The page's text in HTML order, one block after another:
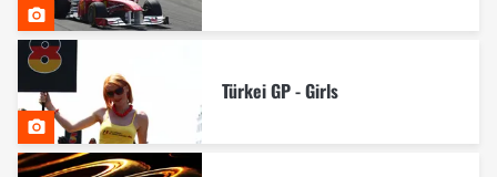
Türkei GP - Girls